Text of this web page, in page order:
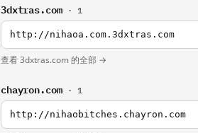
3dxtras.com · 1
http://nihaoa.com.3dxtras.com
查看 3dxtras.com 的全部 →
chayron.com · 1
http://nihaobitches.chayron.com